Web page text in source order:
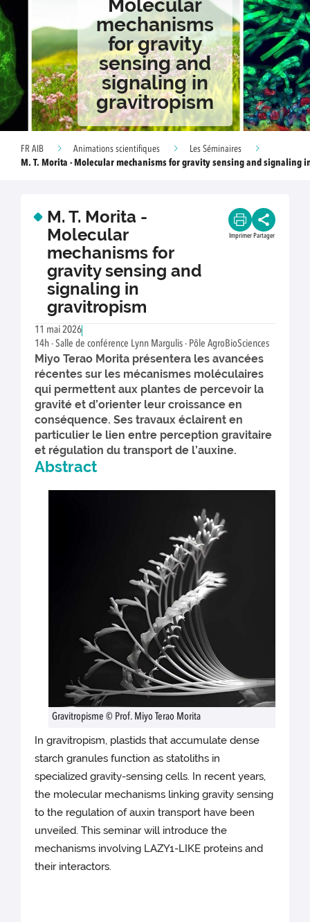
Molecular
mechanisms
for gravity
sensing and
signaling in
gravitropism
FR AIB Animations scientifiques
Les Séminaires
M. T. Morita - Molecular mechanisms for gravity sensing and signaling
M. T. Morita -
Molecular
mechanisms for
gravity sensing and
signaling in
gravitropism
Imprimer Partager
11 mai 2026
14h - Salle de conférence Lynn Margulis - Pôle AgroBioSciences
Miyo Terao Morita présentera les avancées
récentes sur les mécanismes moléculaires
qui permettent aux plantes de percevoir la
gravité et d’orienter leur croissance en
conséquence. Ses travaux éclairent en
particulier le lien entre perception gravitaire
et régulation du transport de l’auxine.
Abstract
Gravitropisme © Prof. Miyo Terao Morita
In gravitropism, plastids that accumulate dense
starch granules function as statoliths in
specialized gravity-sensing cells. In recent years,
the molecular mechanisms linking gravity sensing
to the regulation of auxin transport have been
unveiled. This seminar will introduce the
mechanisms involving LAZY1-LIKE proteins and
their interactors.